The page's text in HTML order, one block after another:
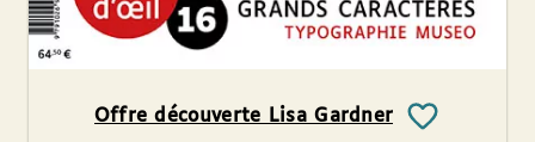
Offre découverte Lisa Gardner